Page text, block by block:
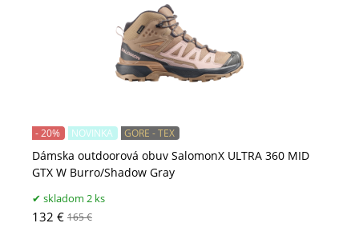
Dámska outdoorová obuv SalomonX ULTRA 360 MID
GTX W Burro/Shadow Gray
- 20% NOVINKA GORE - TEX
skladom 2 ks
132 € 165 €